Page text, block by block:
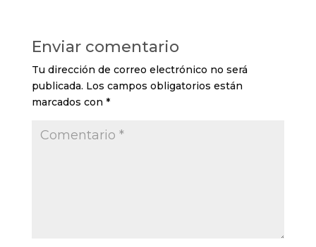
Enviar comentario
Tu dirección de correo electrónico no será
publicada. Los campos obligatorios están
marcados con *